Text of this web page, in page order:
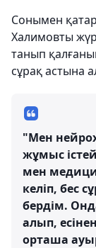
Сонымен
Халимовты
танып
сұрақ астына
"Мен
жұмыс
мен
келіп, бес
бердім.
алып,
орташа